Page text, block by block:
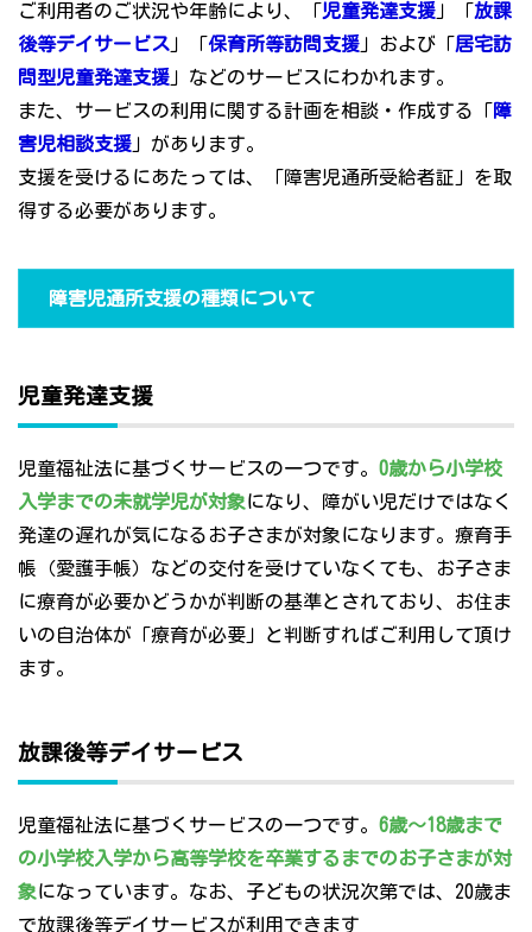
ご利用者のご状況や年齢により、「児童発達支援 」「放課
後等デイサービス 」「保育所等訪問支援 」および「居宅訪
問型児童発達支援 」などのサービスにわかれます。
また、サービスの利用に関する計画を相談・作成する「障
害児相談支援 」があります。
支援を受けるにあたっては、「障害児通所受給者証」を取
得する必要があります。
障害児通所支援の種類について
児童発達支援
児童福祉法に基づくサービスの一つです。 0歳から小学校
入学までの未就学児が対象になり、障がい児だけではなく
発達の遅れが気になるお子さまが対象になります。療育手
帳（愛護手帳）などの交付を受けていなくても、お子さま
に療育が必要かどうかが判断の基準とされており、お住ま
いの自治体が「療育が必要」と判断すればご利用して頂け
ます。
放課後等デイサービス
児童福祉法に基づくサービスの一つです。 6歳～18歳まで
の小学校入学から高等学校を卒業するまでのお子さまが対
象になっています。なお、子どもの状況次第では、20歳ま
で放課後等デイサービスが利用できます